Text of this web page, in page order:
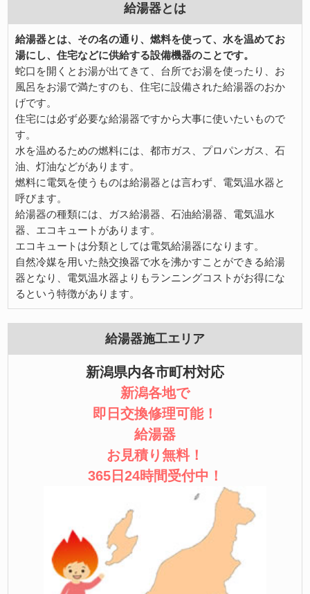
給湯器とは
給湯器とは、その名の通り、燃料を使って、水を温めてお
湯にし、住宅などに供給する設備機器のことです。
蛇口を開くとお湯が出てきて、台所でお湯を使ったり、お
風呂をお湯で満たすのも、住宅に設備された給湯器のおか
げです。
住宅には必ず必要な給湯器ですから大事に使いたいもので
す。
水を温めるための燃料には、都市ガス、プロパンガス、石
油、灯油などがあります。
燃料に電気を使うものは給湯器とは言わず、電気温水器と
呼びます。
給湯器の種類には、ガス給湯器、石油給湯器、電気温水
器、エコキュートがあります。
エコキュートは分類としては電気給湯器になります。
自然冷媒を用いた熱交換器で水を沸かすことができる給湯
器となり、電気温水器よりもランニングコストがお得にな
るという特徴があります。
給湯器施工エリア
新潟県内各市町村対応
新潟各地で
即日交換修理可能！
給湯器
お見積り無料！
365日24時間受付中！